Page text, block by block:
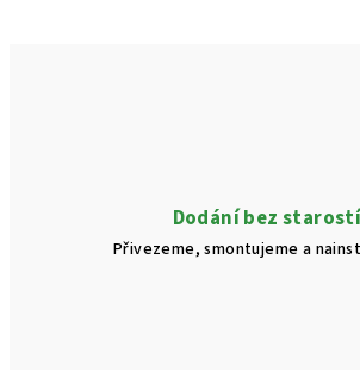
Dodání bez
Přivezeme, smontujeme a